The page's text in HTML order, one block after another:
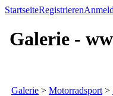
StartseiteRegistrieren
Galerie -
Galerie > Motorradsport >